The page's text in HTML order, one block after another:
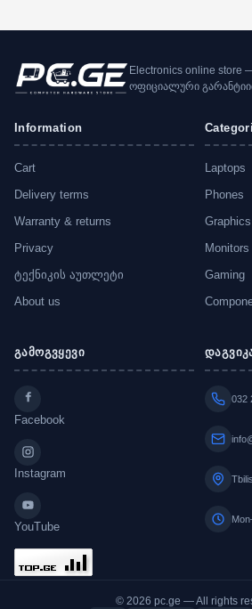
Electronics online store
ოფიციალური
Information
Cart
Delivery terms
Warranty & returns
Privacy
ტექნიკის აუთლეტი
About us
Laptops
Phones
Monitors
Gaming
გამოგვყევი
Facebook
Instagram
YouTube
032
© 2026 pc.ge — All rights